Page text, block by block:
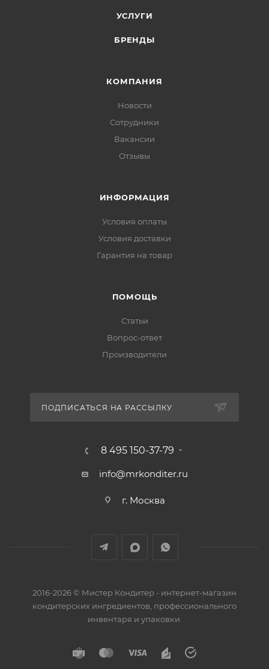
УСЛУГИ
БРЕНДЫ
КОМПАНИЯ
Новости
Сотрудники
Вакансии
Отзывы
ИНФОРМАЦИЯ
Условия оплаты
Условия доставки
Гарантия на товар
ПОМОЩЬ
Статьи
Вопрос-ответ
Производители
ПОДПИСАТЬСЯ НА РАССЫЛКУ
8 495 150-37-79
info@mrkonditer.ru
г. Москва
2016-2026 © Мистер Кондитер - интернет-магазин
кондитерских ингредиентов, профессионального
инвентаря и упаковки.